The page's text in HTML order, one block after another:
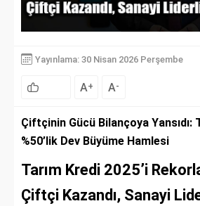
Yayınlama: 30 Nisan 2026 Perşembe
A+ A-
Çiftçinin Gücü Bilançoya Yansıdı:
%50’lik Dev Büyüme Hamlesi
Tarım Kredi 2025’i
Çiftçi Kazandı, Sanayi